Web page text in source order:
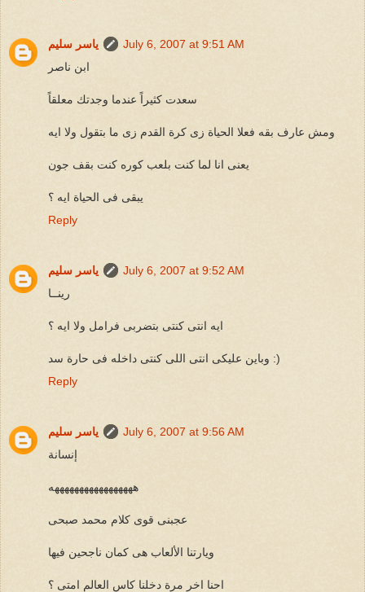
ياسر سليم
July 6, 2007 at 9:51 AM
ابن ناصر
سعدت كثيراً عندما وجدتك معلقاً
ومش عارف بقه فعلا الحياة زى كرة القدم زى ما بتقول ولا ايه
يعنى انا لما كنت بلعب كوره كنت بقف جون
يبقى فى الحياة ايه ؟
Reply
ياسر سليم
July 6, 2007 at 9:52 AM
رينــا
ايه انتى كنتى بتضربى فرامل ولا ايه ؟
وباين عليكى انتى اللى كنتى داخله فى حارة سد :)
Reply
ياسر سليم
July 6, 2007 at 9:56 AM
إنسانة
هههههههههههههههههه
عجبنى قوى كلام محمد صبحى
ويارتنا الألعاب هى كمان ناجحين فيها
احنا اخر مرة دخلنا كاس العالم امتى ؟